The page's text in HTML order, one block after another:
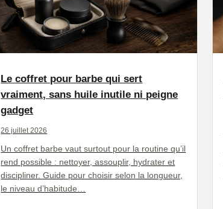
Le coffret pour barbe qui sert
vraiment, sans huile inutile ni peigne
gadget
26 juillet 2026
Un coffret barbe vaut surtout pour la routine qu’il
rend possible : nettoyer, assouplir, hydrater et
discipliner. Guide pour choisir selon la longueur,
le niveau d’habitude…